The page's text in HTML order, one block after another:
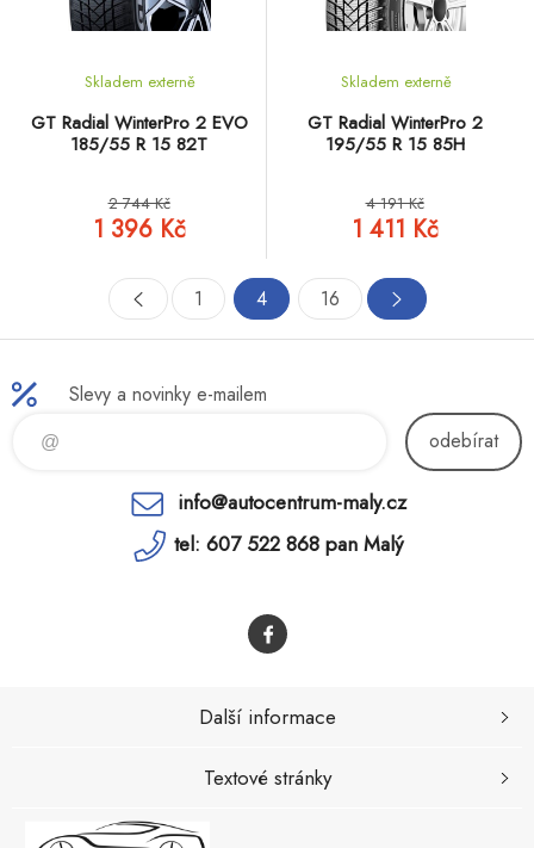
GT Radial WinterPro 2 EVO
185/55 R 15 82T
Skladem externě
2 744 Kč
1 396 Kč
GT Radial WinterPro 2
195/55 R 15 85H
Skladem externě
4 191 Kč
1 411 Kč
1 4 16
Slevy a novinky e-mailem
odebírat
info@autocentrum-maly.cz
tel: 607 522 868 pan Malý
Další informace
Textové stránky